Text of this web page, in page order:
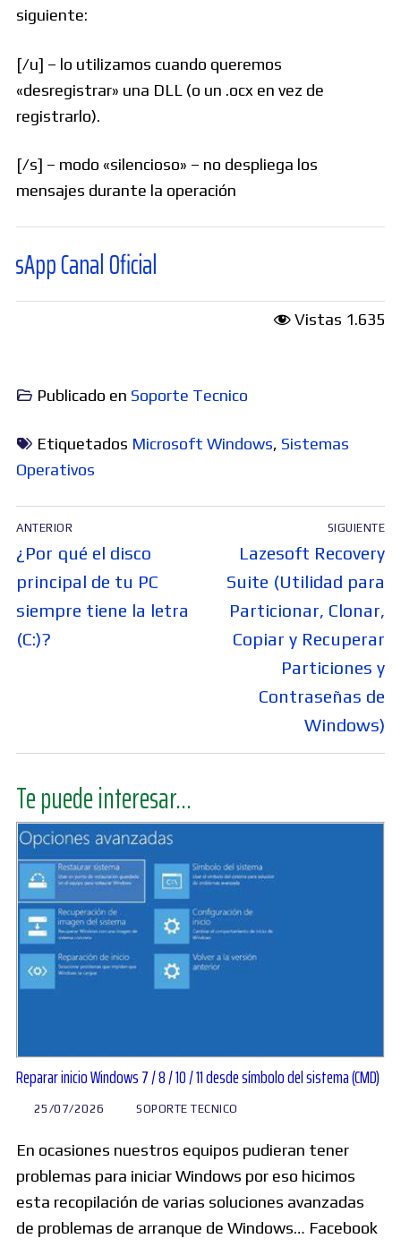
siguiente:
[/u] – lo utilizamos cuando queremos
«desregistrar» una DLL (o un .ocx en vez de
registrarlo).
[/s] – modo «silencioso» – no despliega los
mensajes durante la operación
Oficial
Vistas 1.635
Publicado en Soporte Tecnico
Etiquetados Microsoft Windows, Sistemas
Operativos
Navegación
de
entradas
ANTERIOR
Entrada
anterior:
¿Por qué el disco
principal de tu PC
siempre tiene la letra
(C:)?
SIGUIENTE
Entrada
siguiente:
Lazesoft Recovery
Suite (Utilidad para
Particionar, Clonar,
Copiar y Recuperar
Particiones y
Contraseñas de
Windows)
Te puede interesar...
Reparar inicio Windows 7 / 8 / 10 / 11 desde símbolo del sistema (CMD)
25/07/2026 SOPORTE TECNICO
En ocasiones nuestros equipos pudieran tener
problemas para iniciar Windows por eso hicimos
esta recopilación de varias soluciones avanzadas
de problemas de arranque de Windows… Facebook